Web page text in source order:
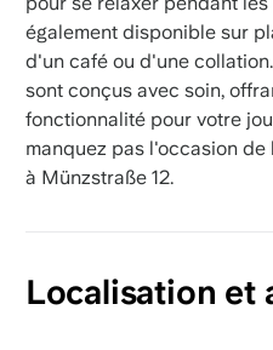
également disponible sur
d'un café ou d'une
sont conçus avec soin,
fonctionnalité pour votre
manquez pas l'occasion
à Münzstraße 12.
Localisation et